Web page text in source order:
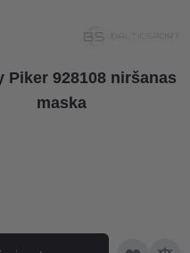
Piker 928108 niršanas
maska